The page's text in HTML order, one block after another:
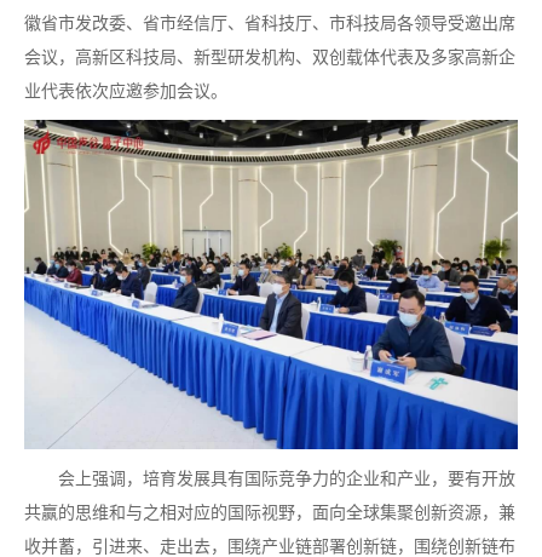
徽省市发改委、省市经信厅、省科技厅、市科技局各领导受邀出席
会议，高新区科技局、新型研发机构、双创载体代表及多家高新企
业代表依次应邀参加会议。
会上强调，培育发展具有国际竞争力的企业和产业，要有开放
共赢的思维和与之相对应的国际视野，面向全球集聚创新资源，兼
收并蓄，引进来、走出去，围绕产业链部署创新链，围绕创新链布